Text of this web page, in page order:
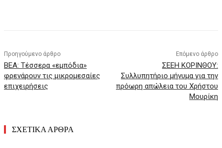
Προηγούμενο άρθρο
ΒΕΑ: Τέσσερα «εμπόδια»
φρενάρουν τις μικρομεσαίες
επιχειρήσεις
Επόμενο άρθρο
ΣΕΕΗ ΚΟΡΙΝΘΟΥ:
Συλλυπητήριο μήνυμα για την
πρόωρη απώλεια του Χρήστου
Μουρίκη
ΣΧΕΤΙΚΑ ΑΡΘΡΑ